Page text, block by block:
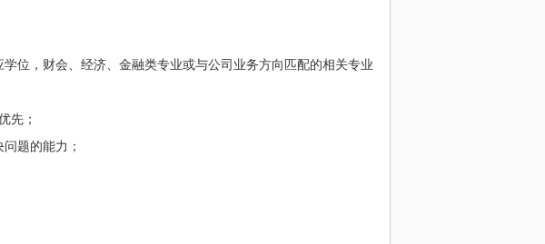
位，财会、经济、金融类专业或与公司业务方向匹配的相关专业
先；
题的能力；